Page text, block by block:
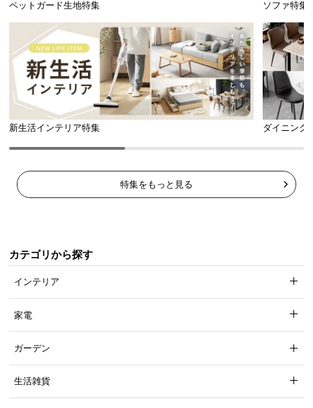
モダンな雰
シンプルな
デザインに
都会的な空
間を
お部屋のグ
レードを高
スタイリッシュなマットカラー
モダンな雰囲気を引き立てるマットタイプ。無駄な
装飾の無いデザインは様々なタイプのお部屋にマッ
チします。
ペットガード生地特集 ソファ特集
新生活インテリア特集 ダイニング
特集をもっと見る
カテゴリから探す
インテリア
家電
ガーデン
生活雑貨